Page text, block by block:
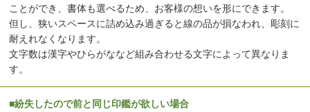
ことができ、書体も選べるため、お客様の想いを形にできます。
但し、狭いスペースに詰め込み過ぎると線の品が損なわれ、彫刻に
耐えれなくなります。
文字数は漢字やひらがななど組み合わせる文字によって異なりま
す。
■紛失したので前と同じ印鑑が欲しい場合